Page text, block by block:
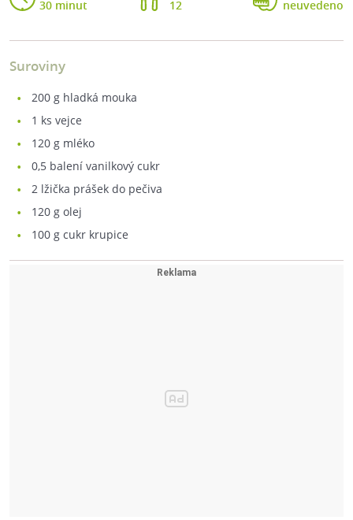
30 minut
12
neuvedeno
Suroviny
200 g hladká mouka
1 ks vejce
120 g mléko
0,5 balení vanilkový cukr
2 lžička prášek do pečiva
120 g olej
100 g cukr krupice